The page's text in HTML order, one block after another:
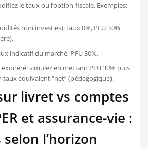
le taux ou l’option fiscale. Exemples:
non investies): taux 0%, PFU 30%
indicatif du marché, PFU 30%.
simulez en mettant PFU 30% puis
taux équivalent “net” (pédagogique).
livret vs comptes
et assurance-vie :
l’horizon